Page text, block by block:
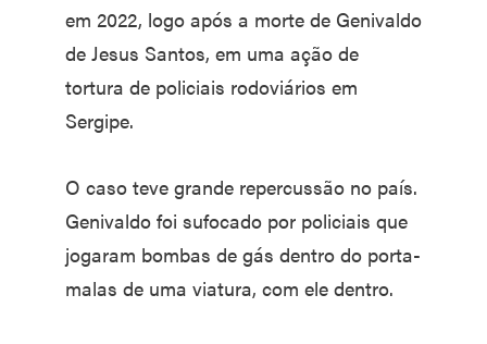
em 2022, logo após a morte de Genivaldo
de Jesus Santos, em uma ação de
tortura de policiais rodoviários em
Sergipe.
O caso teve grande repercussão no país.
Genivaldo foi sufocado por policiais que
jogaram bombas de gás dentro do porta-
malas de uma viatura, com ele dentro.